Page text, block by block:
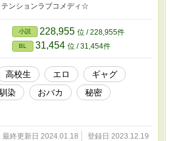
テンションラブコメディ☆
小説 228,955 位 / 228,955件
BL 31,454 位 / 31,454件
高校生 エロ
ギャグ
染 おバカ
秘密
最終更新日 2024.01.18 登録日 2023.12.19